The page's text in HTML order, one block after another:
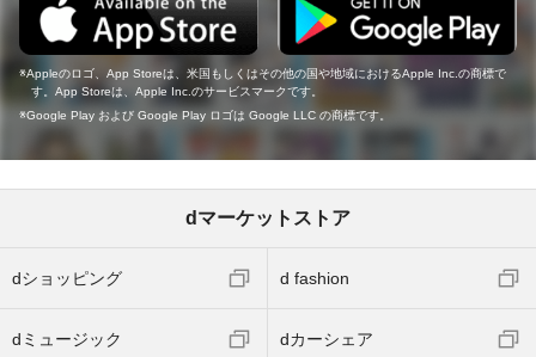
Appleのロゴ、App Storeは、米国もしくはその他の国や地域におけるApple Inc.の商標で
す。App Storeは、Apple Inc.のサービスマークです。
Google Play および Google Play ロゴは Google LLC の商標です。
dマーケットストア
dショッピング d fashion
dミュージック dカーシェア